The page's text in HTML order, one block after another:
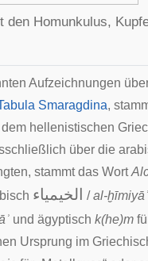
den Homunkulus,
Aufzeichnungen
Smaragdina,
hellenistischen
über die
stammt das Wort
الخيمياء ‎ /al-ḫīmiyāʾ
und ägyptisch k(he)m
Ursprung im